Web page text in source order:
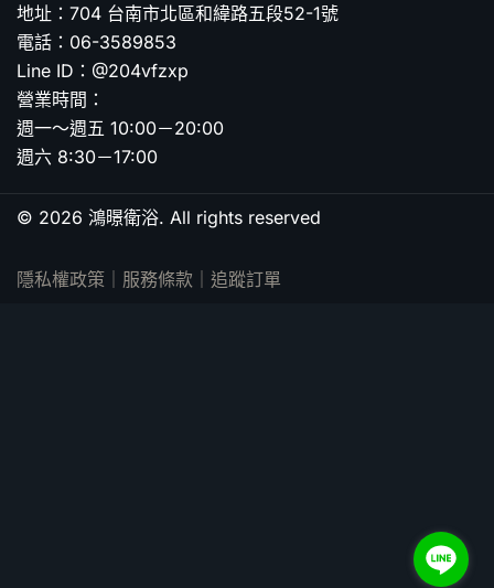
地址：704 台南市北區和緯路五段52-1號
電話：06-3589853
Line ID：@204vfzxp
營業時間：
週一～週五 10:00－20:00
週六 8:30－17:00
© 2026 鴻暻衛浴. All rights reserved
隱私權政策 服務條款 追蹤訂單